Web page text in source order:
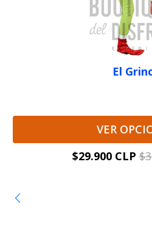
El
VER
$29.900 CLP